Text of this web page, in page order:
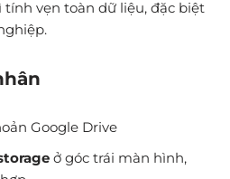
vẹn toàn dữ liệu, đặc biệt
Google Drive
ở góc trái màn hình,